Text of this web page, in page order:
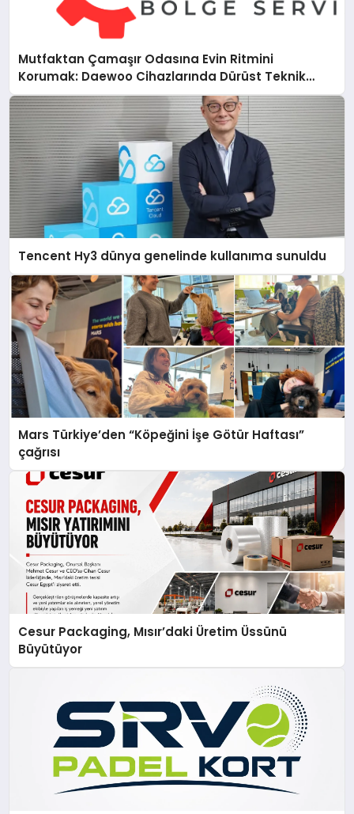
Mutfaktan Çamaşır Odasına Evin Ritmini
Korumak: Daewoo Cihazlarında Dürüst Teknik
Destek Deneyimi
Tencent Hy3 dünya genelinde kullanıma sunuldu
Mars Türkiye’den “Köpeğini İşe Götür Haftası”
çağrısı
Cesur Packaging, Mısır’daki Üretim Üssünü
Büyütüyor